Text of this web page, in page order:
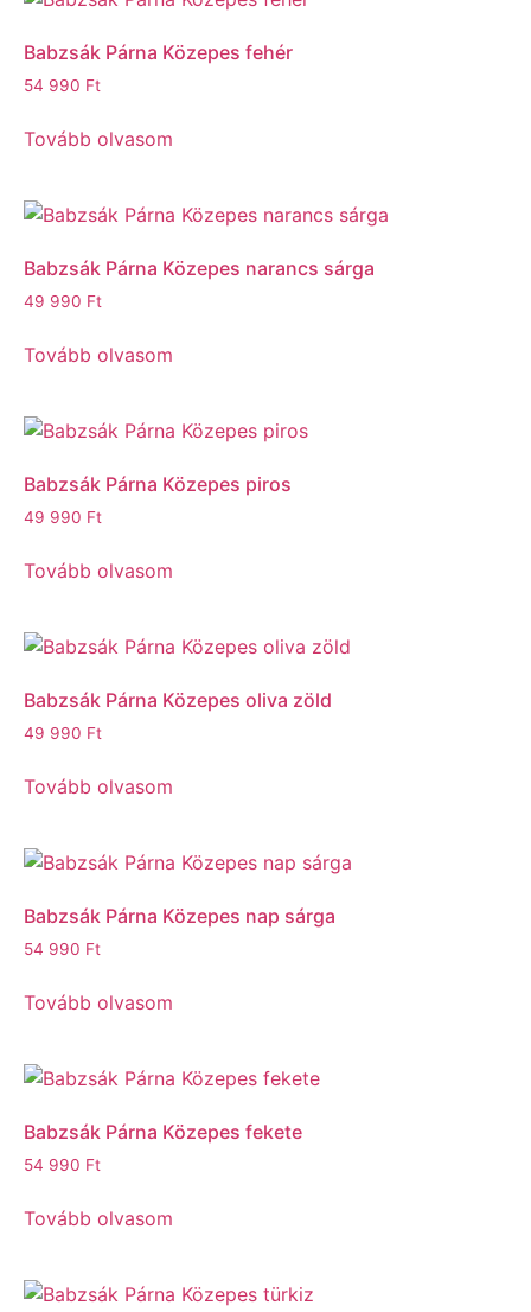
Babzsák Párna Közepes fehér
54 990 Ft
Tovább olvasom
Babzsák Párna Közepes narancs sárga
49 990 Ft
Tovább olvasom
Babzsák Párna Közepes piros
49 990 Ft
Tovább olvasom
Babzsák Párna Közepes oliva zöld
49 990 Ft
Tovább olvasom
Babzsák Párna Közepes nap sárga
54 990 Ft
Tovább olvasom
Babzsák Párna Közepes fekete
54 990 Ft
Tovább olvasom